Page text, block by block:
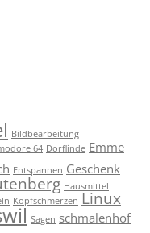
Bildbearbeitung
64 Dorflinde Emme
Entspannen Geschenk
Hausmittel
Kopfschmerzen Linux
Sagen schmalenhof